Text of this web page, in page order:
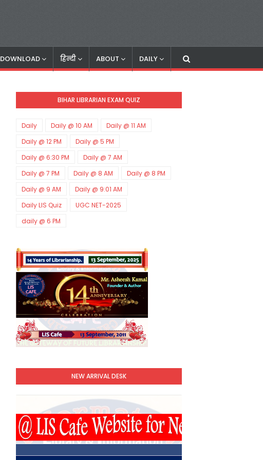
DOWNLOAD हिन्दी ABOUT DAILY
BIHAR LIBRARIAN EXAM QUIZ
Daily Daily @ 10 AM
Daily @ 11 AM
Daily @ 12 PM
Daily @ 5 PM
Daily @ 6:30 PM
Daily @ 7 AM
Daily @ 7 PM
Daily @ 8 AM
Daily @ 8 PM
Daily @ 9 AM
Daily @ 9:01 AM
Daily LIS Quiz
UGC NET-2025
daily @ 6 PM
NEW ARRIVAL DESK